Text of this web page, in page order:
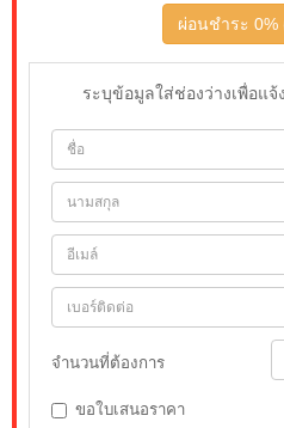
ผ่อนชำระ
ระบุข้อมูลใส่ช่องว่างเพื่อแจ้
จำนวนที่ต้องการ
ขอใบเสนอราคา